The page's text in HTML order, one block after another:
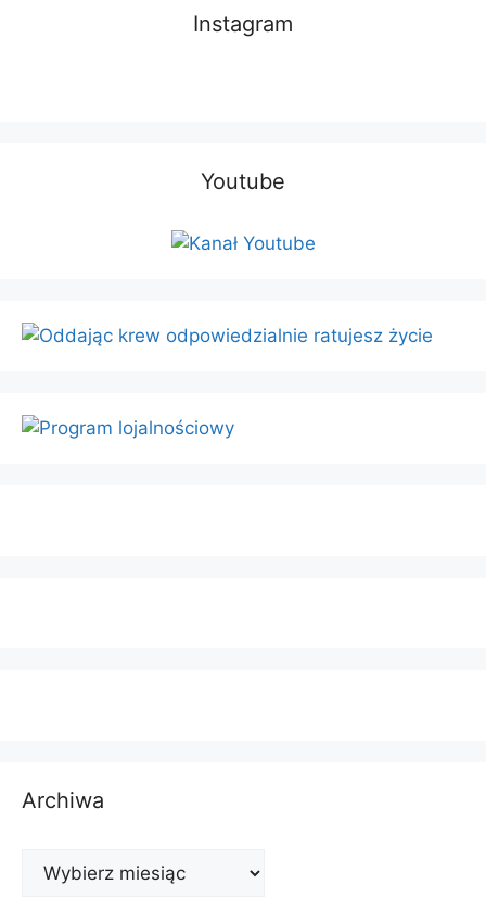
Instagram
Youtube
Archiwa
Archiwa